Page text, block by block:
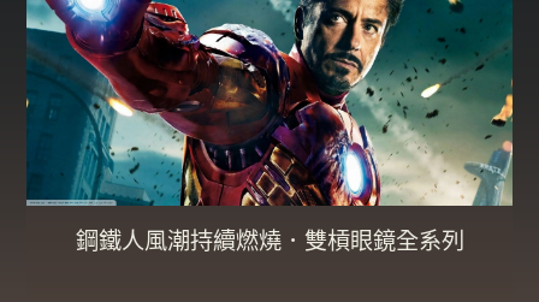
鋼鐵人風潮持續燃燒．雙槓眼鏡全系列